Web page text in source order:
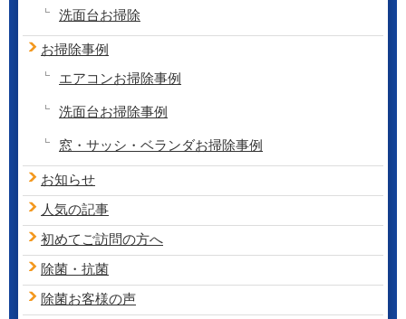
洗面台お掃除
お掃除事例
エアコンお掃除事例
洗面台お掃除事例
窓・サッシ・ベランダお掃除事例
お知らせ
人気の記事
初めてご訪問の方へ
除菌・抗菌
除菌お客様の声